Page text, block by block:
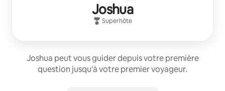
Joshua
Superhôte
Joshua peut vous guider depuis votre première
question jusqu'à votre premier voyageur.